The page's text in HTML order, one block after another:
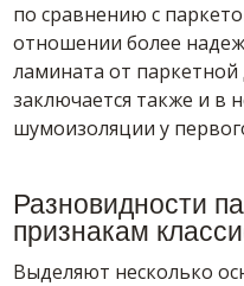
по сравнению с
отношении более
ламината от паркетной
заключается также и в
шумоизоляции у
Разновидности
признакам
Выделяют несколько